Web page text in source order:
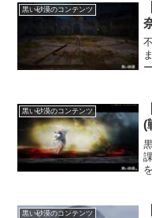
黒い砂漠のコンテンツ
黒い砂漠のコンテンツ
(
黒い砂漠のコンテンツ